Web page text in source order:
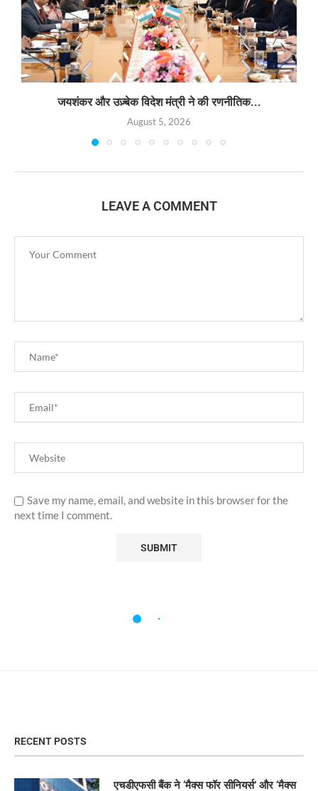
जयशंकर और उज़्बेक विदेश मंत्री ने की रणनीतिक...
August 5, 2026
LEAVE A COMMENT
Save my name, email, and website in this browser for the
next time I comment.
RECENT POSTS
एचडीएफसी बैंक ने ‘मैक्स फॉर सीनियर्स’ और ‘मैक्स